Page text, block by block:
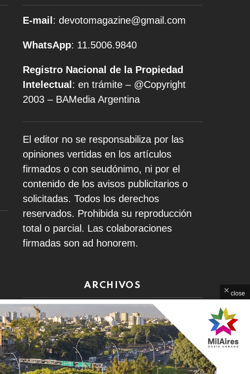
E-mail : devotomagazine@gmail.com
WhatsApp: 11.5006.9840
Registro Nacional de la Propiedad
Intelectual : en trámite – @Copyright
2003 – BAMedia Argentina
El editor no se responsabiliza por las
opiniones vertidas en los artículos
firmados o con seudónimo, ni por el
contenido de los avisos publicitarios o
solicitadas. Todos los derechos
reservados. Prohibida su reproducción
total o parcial. Las colaboraciones
firmadas son ad honorem.
ARCHIVOS
Archivos
Home Contacto Política de Privacidad
close